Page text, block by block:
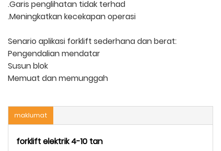
.Garis penglihatan tidak terhad
.Meningkatkan kecekapan operasi
Senario aplikasi forklift sederhana dan berat:
Pengendalian mendatar
Susun blok
Memuat dan memunggah
maklumat
forklift elektrik 4-10 tan